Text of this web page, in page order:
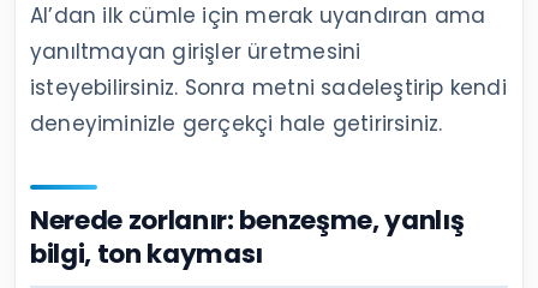
AI’dan ilk cümle için merak uyandıran ama
yanıltmayan girişler üretmesini
isteyebilirsiniz. Sonra metni sadeleştirip kendi
deneyiminizle gerçekçi hale getirirsiniz.
Nerede zorlanır: benzeşme, yanlış
bilgi, ton kayması